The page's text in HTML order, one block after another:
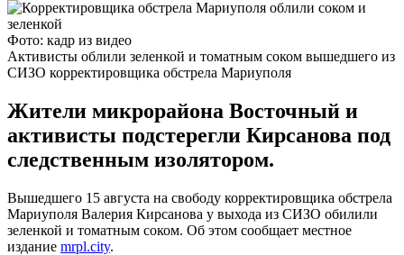
Фото: кадр из видео
Активисты облили зеленкой и томатным соком вышедшего из
СИЗО корректировщика обстрела Мариуполя
Жители микрорайона Восточный и
активисты подстерегли Кирсанова под
следственным изолятором.
Вышедшего 15 августа на свободу корректировщика обстрела
Мариуполя Валерия Кирсанова у выхода из СИЗО обилили
зеленкой и томатным соком. Об этом сообщает местное
издание mrpl.city.